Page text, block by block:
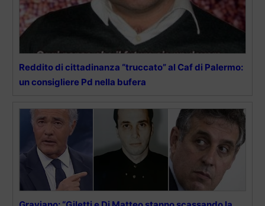
Reddito di cittadinanza “truccato” al Caf di Palermo:
un consigliere Pd nella bufera